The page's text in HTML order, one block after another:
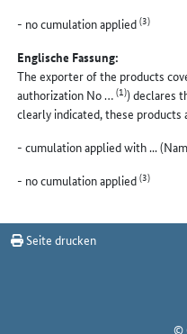
- no cumulation applied(3)
Englische Fassung:
The exporter of the products
authorization No …(1)) declares
clearly indicated, these products
- cumulation applied with ...
- no cumulation applied(3)
Seite drucken
©